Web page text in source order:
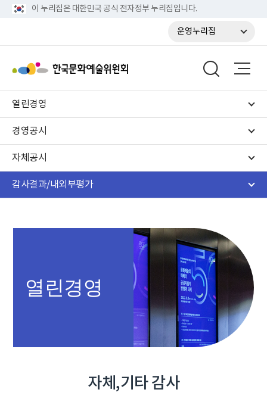
이 누리집은 대한민국 공식 전자정부 누리집입니다.
운영누리집
열린경영
경영공시
자체공시
감사결과/내외부평가
열린경영
자체,기타 감사